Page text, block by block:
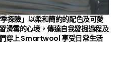
險」以柔和簡約的配色及可愛
滑雪的心境，傳達自我發掘過程及
穿上 Smartwool 享受日常生活